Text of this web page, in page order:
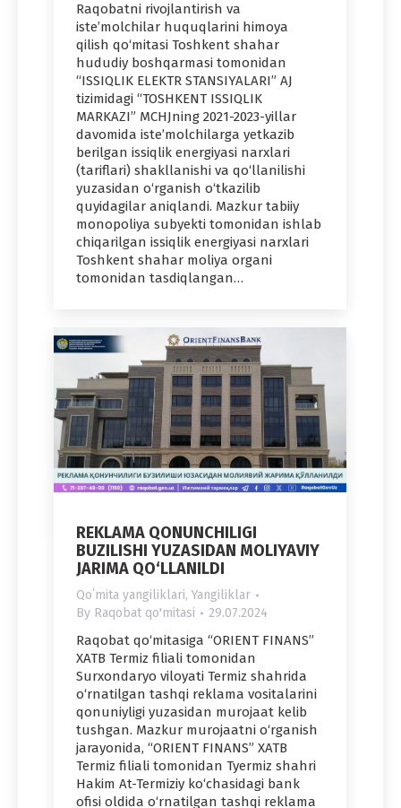
Raqobatni rivojlantirish va
iste’molchilar huquqlarini himoya
qilish qo‘mitasi Toshkent shahar
hududiy boshqarmasi tomonidan
“ISSIQLIK ELEKTR STANSIYALARI” AJ
tizimidagi “TOSHKENT ISSIQLIK
MARKAZI” MCHJning 2021-2023-yillar
davomida iste’molchilarga yetkazib
berilgan issiqlik energiyasi narxlari
(tariflari) shakllanishi va qo‘llanilishi
yuzasidan o‘rganish o‘tkazilib
quyidagilar aniqlandi. Mazkur tabiiy
monopoliya subyekti tomonidan ishlab
chiqarilgan issiqlik energiyasi narxlari
Toshkent shahar moliya organi
tomonidan tasdiqlangan…
REKLAMA QONUNCHILIGI
BUZILISHI YUZASIDAN MOLIYAVIY
JARIMA QO‘LLANILDI
Qoʻmita yangiliklari, Yangiliklar
By Raqobat qo'mitasi 29.07.2024
Raqobat qo‘mitasiga “ORIENT FINANS”
XATB Termiz filiali tomonidan
Surxondaryo viloyati Termiz shahrida
o‘rnatilgan tashqi reklama vositalarini
qonuniyligi yuzasidan murojaat kelib
tushgan. Mazkur murojaatni o‘rganish
jarayonida, “ORIENT FINANS” XATB
Termiz filiali tomonidan Tyermiz shahri
Hakim At-Termiziy ko‘chasidagi bank
ofisi oldida o‘rnatilgan tashqi reklama